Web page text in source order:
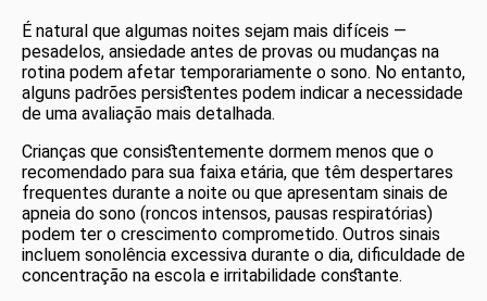
É natural que algumas noites sejam mais difíceis —
pesadelos, ansiedade antes de provas ou mudanças na
rotina podem afetar temporariamente o sono. No entanto,
alguns padrões persistentes podem indicar a necessidade
de uma avaliação mais detalhada.
Crianças que consistentemente dormem menos que o
recomendado para sua faixa etária, que têm despertares
frequentes durante a noite ou que apresentam sinais de
apneia do sono (roncos intensos, pausas respiratórias)
podem ter o crescimento comprometido. Outros sinais
incluem sonolência excessiva durante o dia, dificuldade de
concentração na escola e irritabilidade constante.